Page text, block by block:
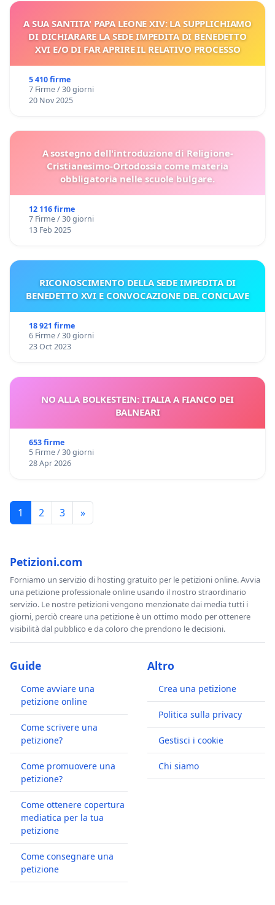
A SUA SANTITA' PAPA LEONE XIV: LA SUPPLICHIAMO
DI DICHIARARE LA SEDE IMPEDITA DI BENEDETTO
XVI E/O DI FAR APRIRE IL RELATIVO PROCESSO
5 410 firme
7 Firme / 30 giorni
20 Nov 2025
A sostegno dell'introduzione di Religione-
Cristianesimo-Ortodossia come materia
obbligatoria nelle scuole bulgare.
12 116 firme
7 Firme / 30 giorni
13 Feb 2025
RICONOSCIMENTO DELLA SEDE IMPEDITA DI
BENEDETTO XVI E CONVOCAZIONE DEL CONCLAVE
18 921 firme
6 Firme / 30 giorni
23 Oct 2023
NO ALLA BOLKESTEIN: ITALIA A FIANCO DEI
BALNEARI
653 firme
5 Firme / 30 giorni
28 Apr 2026
1 2 3 »
Petizioni.com
Forniamo un servizio di hosting gratuito per le petizioni online. Avvia
una petizione professionale online usando il nostro straordinario
servizio. Le nostre petizioni vengono menzionate dai media tutti i
giorni, perciò creare una petizione è un ottimo modo per ottenere
visibilità dal pubblico e da coloro che prendono le decisioni.
Guide
Come avviare una
petizione online
Come scrivere una
petizione?
Come promuovere una
petizione?
Come ottenere copertura
mediatica per la tua
petizione
Come consegnare una
petizione
Altro
Crea una petizione
Politica sulla privacy
Gestisci i cookie
Chi siamo